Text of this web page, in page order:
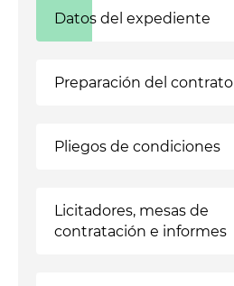
Datos del expediente
Preparación del contrato
Pliegos de condiciones
Licitadores, mesas de
contratación e informes